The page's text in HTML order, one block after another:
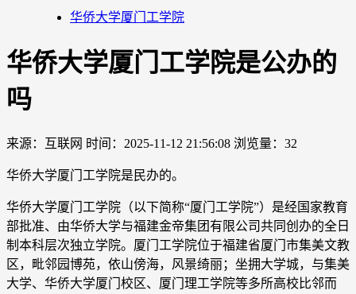
华侨大学厦门工学院
华侨大学厦门工学院是公办的
吗
来源：互联网 时间：2025-11-12 21:56:08 浏览量：32
华侨大学厦门工学院是民办的。
华侨大学厦门工学院（以下简称“厦门工学院”）是经国家教育
部批准、由华侨大学与福建金帝集团有限公司共同创办的全日
制本科层次独立学院。厦门工学院位于福建省厦门市集美文教
区，毗邻园博苑，依山傍海，风景绮丽；坐拥大学城，与集美
大学、华侨大学厦门校区、厦门理工学院等多所高校比邻而